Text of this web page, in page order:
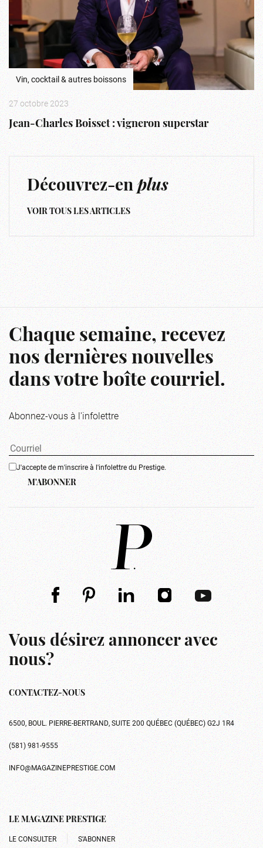
Vin, cocktail & autres boissons
27 octobre 2023
Jean-Charles Boisset : vigneron superstar
Découvrez-enplus
VOIR TOUS LES ARTICLES
Chaque semaine, recevez
nos dernières nouvelles
dans votre boîte courriel.
Abonnez-vous à l'infolettre
J'accepte de m'inscrire à l'infolettre du Prestige.
M'ABONNER
Vous désirez annoncer avec
nous?
CONTACTEZ-NOUS
6500, BOUL. PIERRE-BERTRAND, SUITE 200 QUÉBEC (QUÉBEC) G2J 1R4
(581) 981-9555
INFO@MAGAZINEPRESTIGE.COM
LE MAGAZINE PRESTIGE
LE CONSULTER S’ABONNER